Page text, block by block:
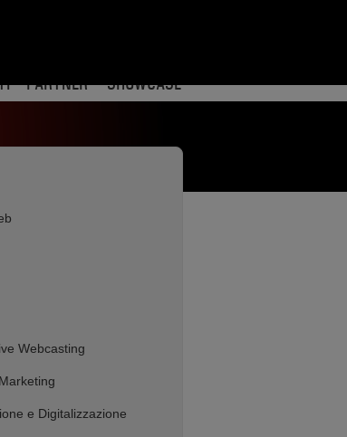
PARTNER SHOWCASE
Webcasting
e Digitalizzazione